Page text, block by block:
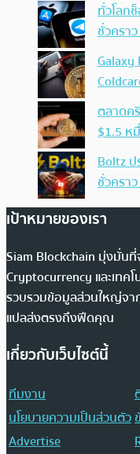
ทั่วโลก
ชั่วครา
Galaxy
ตลาดค
$1.5 ห
Boltz ป
ชั่วครา
เป้าหมายของเรา
Siam Blockchain มุ่งมั่นที่
Cryptocurrency และเทค
รวบรวมข้อมูลส่วนใหญ่จาก
แปลส่งตรงถึงฟีดคุณ
เกี่ยวกับเว็บไซต์นี้
ทีมงาน
นโยบายความเป็นส่วนตัว
Advertise